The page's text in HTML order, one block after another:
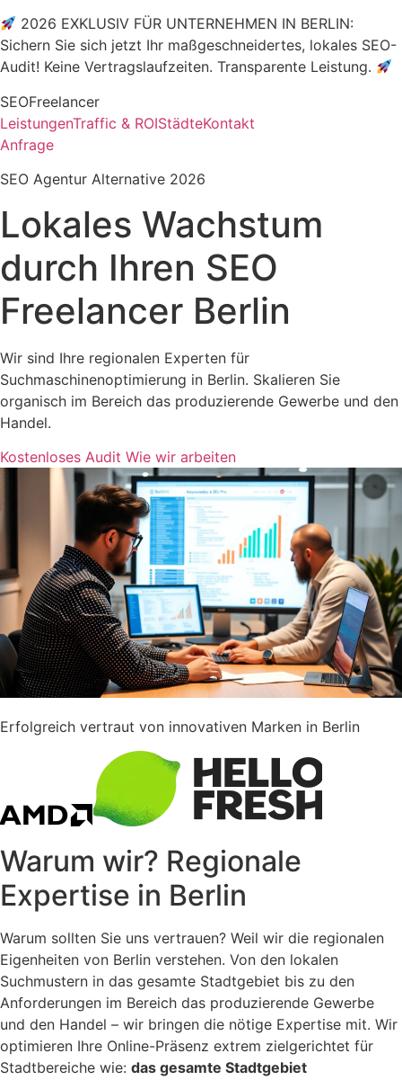
2026 EXKLUSIV FÜR UNTERNEHMEN IN BERLIN:
Sichern Sie sich jetzt Ihr maßgeschneidertes, lokales SEO-
Audit! Keine Vertragslaufzeiten. Transparente Leistung.
SEOFreelancer
LeistungenTraffic & ROIStädteKontakt
Anfrage
SEO Agentur Alternative 2026
Lokales Wachstum
durch Ihren SEO
Freelancer Berlin
Wir sind Ihre regionalen Experten für
Suchmaschinenoptimierung in Berlin. Skalieren Sie
organisch im Bereich das produzierende Gewerbe und den
Handel.
Kostenloses Audit Wie wir arbeiten
Erfolgreich vertraut von innovativen Marken in Berlin
Warum wir? Regionale
Expertise in Berlin
Warum sollten Sie uns vertrauen? Weil wir die regionalen
Eigenheiten von Berlin verstehen. Von den lokalen
Suchmustern in das gesamte Stadtgebiet bis zu den
Anforderungen im Bereich das produzierende Gewerbe
und den Handel – wir bringen die nötige Expertise mit. Wir
optimieren Ihre Online-Präsenz extrem zielgerichtet für
Stadtbereiche wie: das gesamte Stadtgebiet